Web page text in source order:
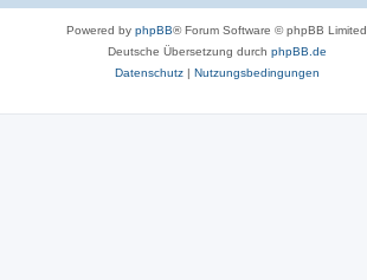
Powered by phpBB® Forum Software © phpBB Limited
Deutsche Übersetzung durch phpBB.de
Datenschutz| Nutzungsbedingungen